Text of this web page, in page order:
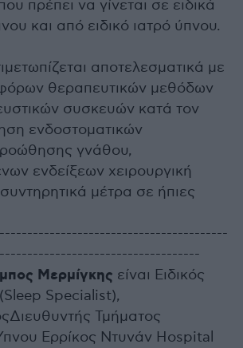
πρέπει να γίνεται σε ειδικά
και από ειδικό ιατρό ύπνου.
αποτελεσματικά με
θεραπευτικών μεθόδων
συσκευών κατά τον
ενδοστοματικών
γνάθου,
ενδείξεων χειρουργική
μέτρα σε ήπιες
Μερμίγκης είναι Ειδικός
Specialist),
Τμήματος
Ερρίκος Ντυνάν Hospital